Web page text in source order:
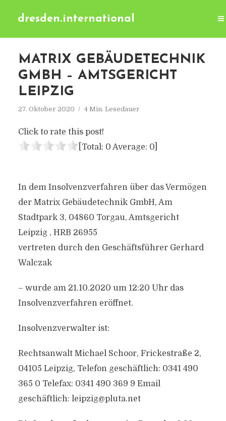
dresden.international
MATRIX GEBÄUDETECHNIK
GMBH – AMTSGERICHT
LEIPZIG
27. Oktober 2020 4 Min. Lesedauer
Click to rate this post!
[Total: 0 Average: 0]
In dem Insolvenzverfahren über das Vermögen
der Matrix Gebäudetechnik GmbH, Am
Stadtpark 3, 04860 Torgau, Amtsgericht
Leipzig , HRB 26955
vertreten durch den Geschäftsführer Gerhard
Walczak
– wurde am 21.10.2020 um 12:20 Uhr das
Insolvenzverfahren eröffnet.
Insolvenzverwalter ist:
Rechtsanwalt Michael Schoor, Frickestraße 2,
04105 Leipzig, Telefon geschäftlich: 0341 490
365 0 Telefax: 0341 490 369 9 Email
geschäftlich: leipzig@pluta.net